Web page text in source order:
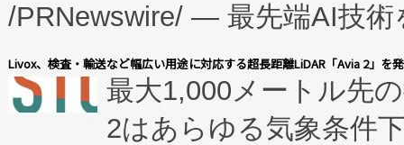
キー方式で拡張性が高く、持
す。FCCM‑を活用した現地生
患者にとっての費用負担を大
のアクセスを大幅に拡大する
/PRNewswire/ — 最先端AI技術
会社エーアイ・アンド：本社
President原信平）と、エンタ
ードするVoltaiqは、日本にあ
Livox、検査・輸送など幅広い用途に対応する超長距離LiDAR「Avia 2」を
最大1,000メートル先
2はあらゆる気象条件